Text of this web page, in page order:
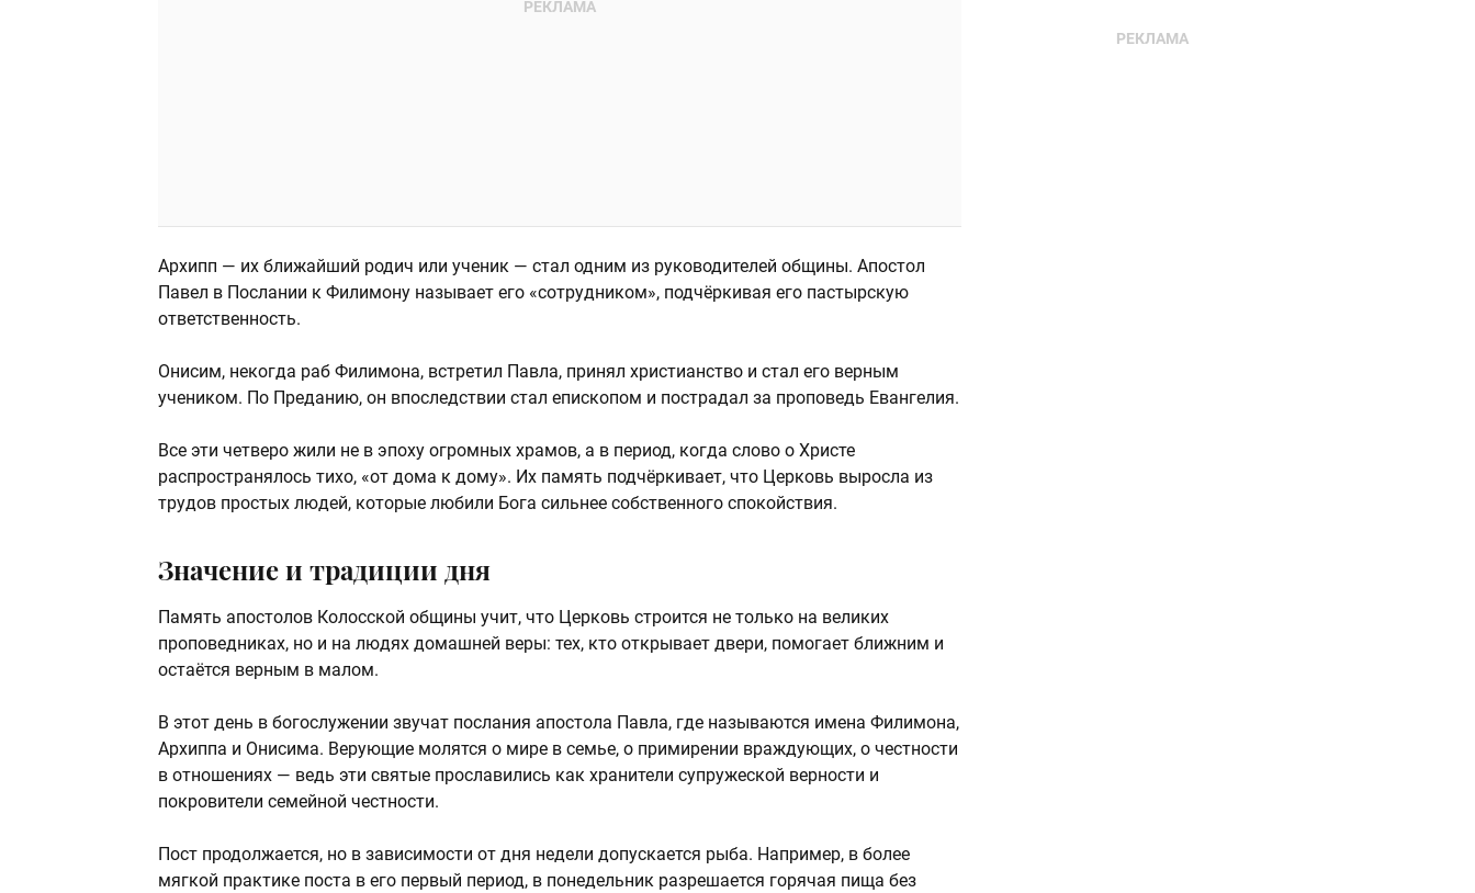
Архипп — их ближайший родич или ученик — стал одним из руководителей общины. Апостол
Павел в Послании к Филимону называет его «сотрудником», подчёркивая его пастырскую
ответственность.
Онисим, некогда раб Филимона, встретил Павла, принял христианство и стал его верным
учеником. По Преданию, он впоследствии стал епископом и пострадал за проповедь Евангелия.
Все эти четверо жили не в эпоху огромных храмов, а в период, когда слово о Христе
распространялось тихо, «от дома к дому». Их память подчёркивает, что Церковь выросла из
трудов простых людей, которые любили Бога сильнее собственного спокойствия.
Значение и традиции дня
Память апостолов Колосской общины учит, что Церковь строится не только на великих
проповедниках, но и на людях домашней веры: тех, кто открывает двери, помогает ближним и
остаётся верным в малом.
В этот день в богослужении звучат послания апостола Павла, где называются имена Филимона,
Архиппа и Онисима. Верующие молятся о мире в семье, о примирении враждующих, о честности
в отношениях — ведь эти святые прославились как хранители супружеской верности и
покровители семейной честности.
Пост продолжается, но в зависимости от дня недели допускается рыба. Например, в более
мягкой практике поста в его первый период, в понедельник разрешается горячая пища без